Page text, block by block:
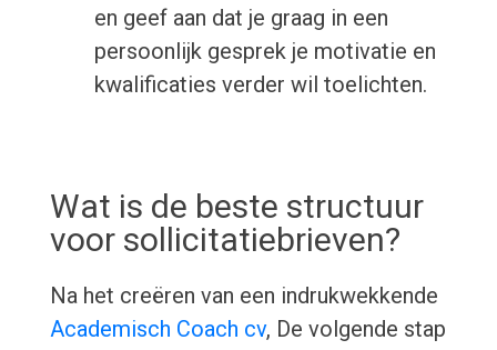
en geef aan dat je graag in een
persoonlijk gesprek je motivatie en
kwalificaties verder wil toelichten.
Wat is de beste structuur
voor sollicitatiebrieven?
Na het creëren van een indrukwekkende
Academisch Coach cv, De volgende stap